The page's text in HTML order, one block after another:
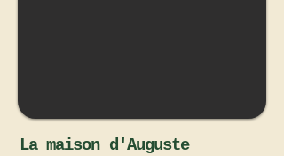
La maison d'Auguste